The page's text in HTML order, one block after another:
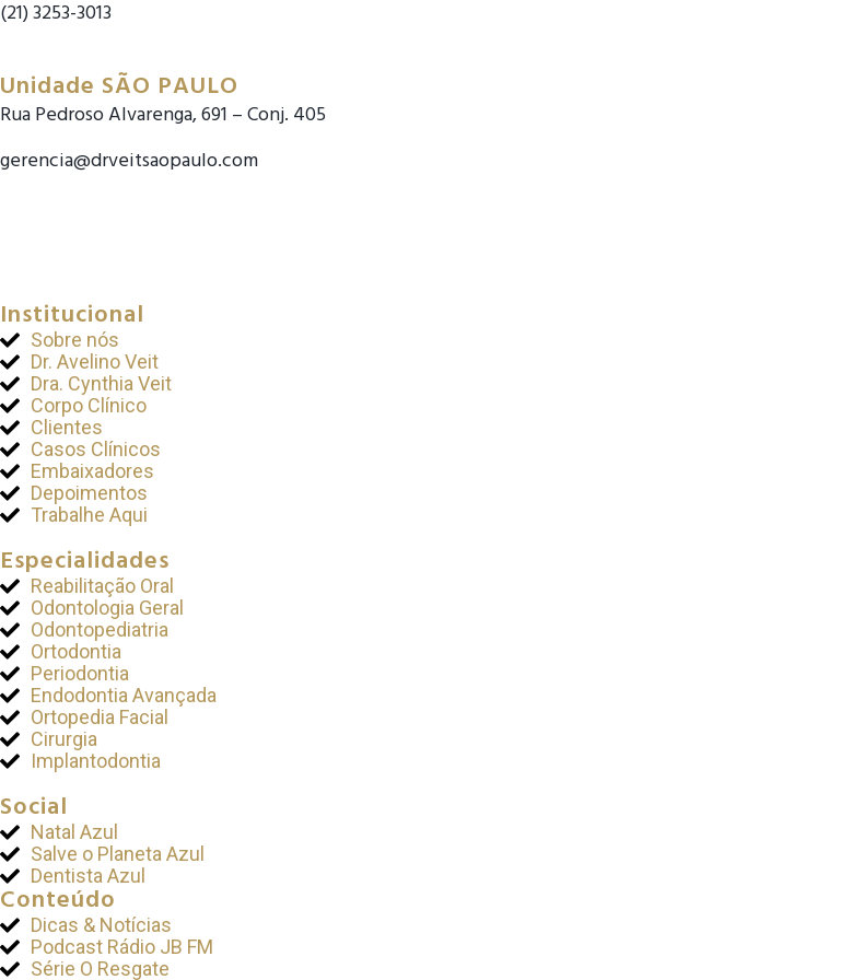
(21) 3253-3013
Unidade SÃO PAULO
Rua Pedroso Alvarenga, 691 – Conj. 405
gerencia@drveitsaopaulo.com
Institucional
Sobre nós
Dr. Avelino Veit
Dra. Cynthia Veit
Corpo Clínico
Clientes
Casos Clínicos
Embaixadores
Depoimentos
Trabalhe Aqui
Especialidades
Reabilitação Oral
Odontologia Geral
Odontopediatria
Ortodontia
Periodontia
Endodontia Avançada
Ortopedia Facial
Cirurgia
Implantodontia
Social
Natal Azul
Salve o Planeta Azul
Dentista Azul
Conteúdo
Dicas & Notícias
Podcast Rádio JB FM
Série O Resgate